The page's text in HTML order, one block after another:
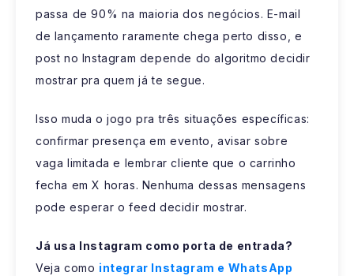
passa de 90% na maioria dos negócios. E-mail
de lançamento raramente chega perto disso, e
post no Instagram depende do algoritmo decidir
mostrar pra quem já te segue.
Isso muda o jogo pra três situações específicas:
confirmar presença em evento, avisar sobre
vaga limitada e lembrar cliente que o carrinho
fecha em X horas. Nenhuma dessas mensagens
pode esperar o feed decidir mostrar.
Já usa Instagram como porta de entrada?
Veja como integrar Instagram e WhatsApp